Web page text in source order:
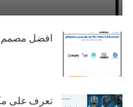
افضل مصمم
تعرف على